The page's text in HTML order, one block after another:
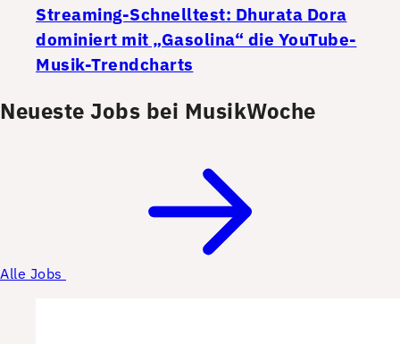
Streaming-Schnelltest: Dhurata Dora
dominiert mit „Gasolina“ die YouTube-
Musik-Trendcharts
Neueste Jobs bei MusikWoche
Alle Jobs